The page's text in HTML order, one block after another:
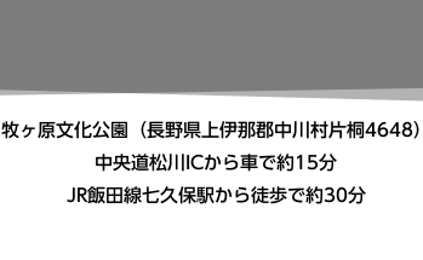
牧ヶ原文化公園（長野県上伊那郡中川村片桐4648）
中央道松川ICから車で約15分
JR飯田線七久保駅から徒歩で約30分